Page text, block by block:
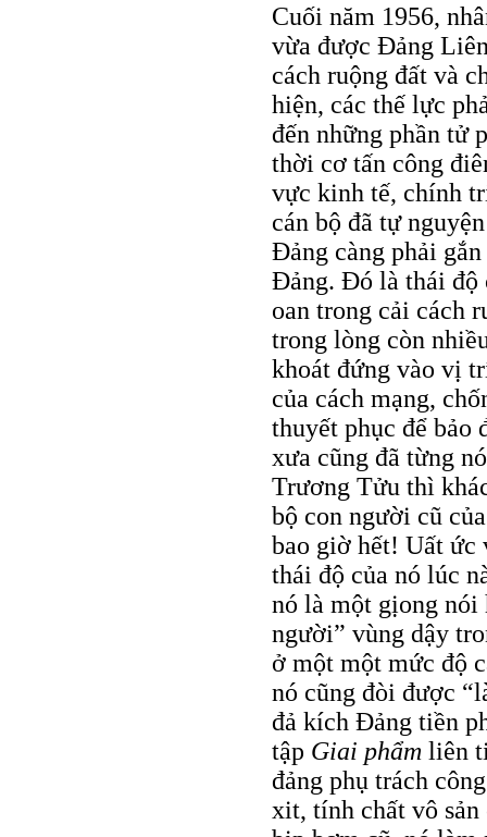
Cuối năm 1956,
vừa được Ðảng
cách ruộng đất và
hiện, các thế lực
đến những phần tử
thời cơ tấn công
vực kinh tế, chính
cán bộ đã tự
Ðảng càng phải
Ðảng. Ðó là thái độ
oan trong cải cách
trong lòng còn
khoát đứng vào vị
của cách mạng,
thuyết phục để bảo
xưa cũng đã từng
Trương Tửu thì
bộ con người cũ
bao giờ hết! Uất ức
thái độ của nó lúc
nó là một gịong nói
người” vùng dậy
ở một một mức độ
nó cũng đòi được
đả kích Ðảng tiền
tập Giai phẩm liên
đảng phụ trách
xit, tính chất vô